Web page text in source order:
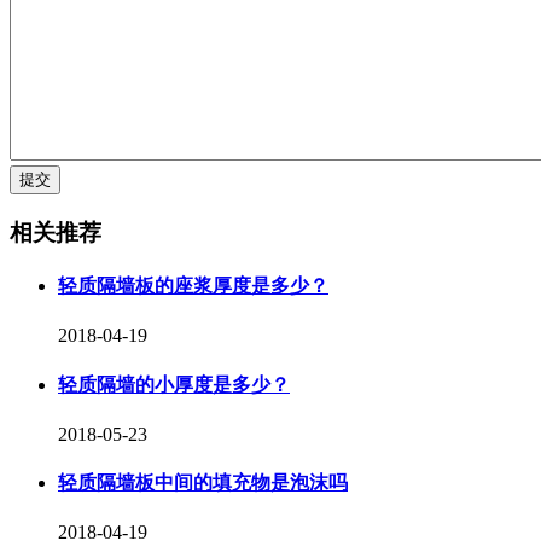
相关推荐
轻质隔墙板的座浆厚度是多少？
2018-04-19
轻质隔墙的小厚度是多少？
2018-05-23
轻质隔墙板中间的填充物是泡沫吗
2018-04-19